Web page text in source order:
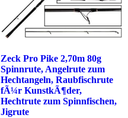
Zeck Pro Pike 2,70m 80g
Spinnrute, Angelrute zum
Hechtangeln, Raubfischrute
fÃ¼r KunstkÃ¶der,
Hechtrute zum Spinnfischen,
Jigrute